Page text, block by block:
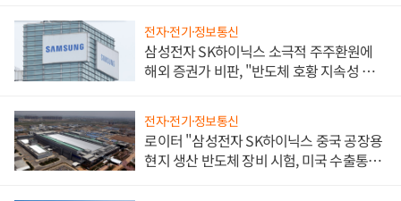
전자·전기·정보통신
삼성전자 SK하이닉스 소극적 주주환원에
해외 증권가 비판, "반도체 호황 지속성 의
전자·전기·정보통신
로이터 "삼성전자 SK하이닉스 중국 공장용
현지 생산 반도체 장비 시험, 미국 수출통제